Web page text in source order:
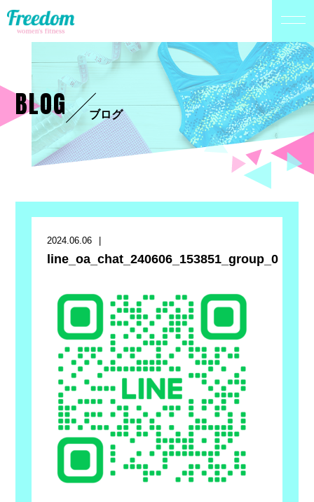
BLOG ブログ
2024.06.06
line_oa_chat_240606_153851_group_0